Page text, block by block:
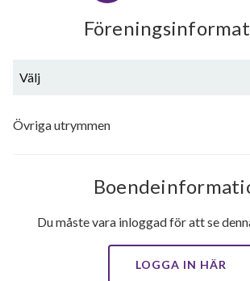
Välj
Övriga utrymmen
Du måste vara inloggad för att se
LOGGA IN HÄR